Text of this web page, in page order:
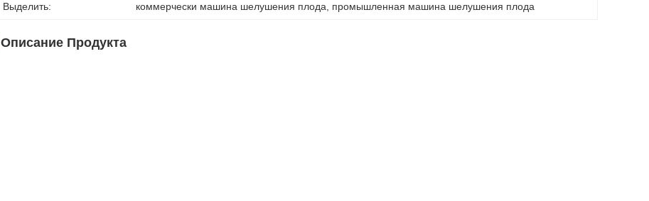
Выделить: коммерчески машина шелушения плода промышленная машина шелушения плода
Описание Продукта